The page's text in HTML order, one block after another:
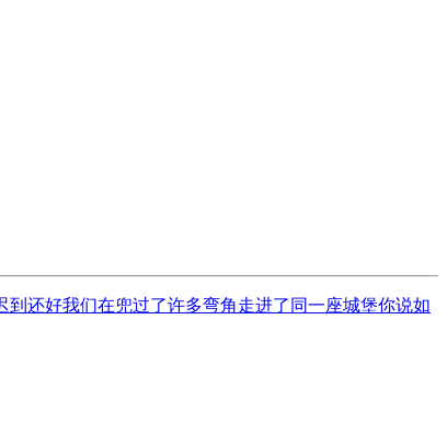
还好我们在兜过了许多弯角走进了同一座城堡你说如